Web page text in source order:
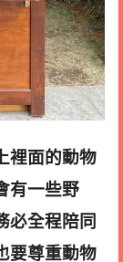
裡面的動物
有一些野
必全程陪同
要尊重動物